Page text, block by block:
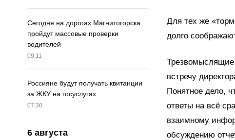
Сегодня на дорогах Магнитогорска
пройдут массовые проверки
водителей
09:11
Россияне будут получать квитанции
за ЖКУ на госуслугах
07:30
6 августа
Для тех же
долго
Трезвомыслящие
встречу
Понятное дело,
ответы на всё
взаимному
обсуждению